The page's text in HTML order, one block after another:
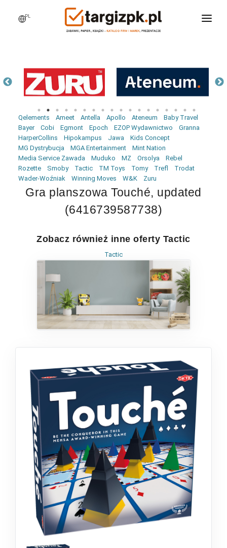
PL
PRODUKTY
AKTUALNOŚCI
LOGOWANIE
REJESTRACJA
Qelements Ameet Antella Apollo Ateneum
Baby Travel
Bayer
Cobi Egmont Epoch EZOP Wydawnictwo
Granna
HarperCollins
Hipokampus Jawa
Kids Concept
MG Dystrybucja
MGA Entertainment
Mint Nation
Media Service Zawada
Muduko MZ Orsolya
Rebel
Rozette
Smoby Tactic TM Toys Tomy Trefl
Trodat
Wader-Woźniak
Winning Moves W&K Zuru
Gra planszowa Touché, updated
(6416739587738)
Zobacz również inne oferty Tactic
Tactic